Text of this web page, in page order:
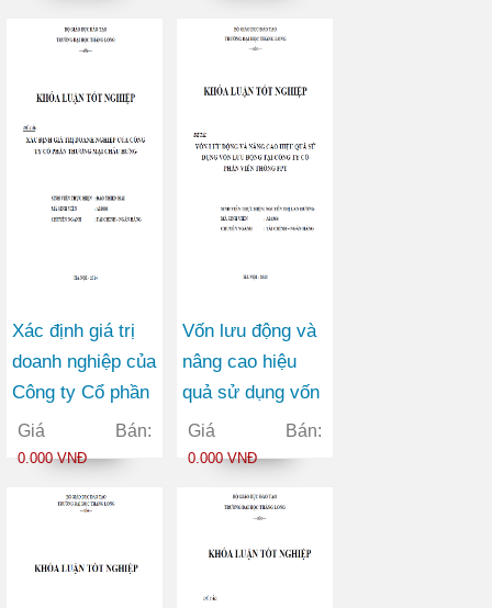
hội nhập kinh tế
khoán Việt Nam
Xác định giá trị
doanh nghiệp của
Công ty Cổ phần
Thương mại
Châu Hưng
Giá Bán:
0.000 VNĐ
Vốn lưu động và
nâng cao hiệu
quả sử dụng vốn
lưu động tại Công
ty Cổ phần Viễn
Giá Bán:
0.000 VNĐ